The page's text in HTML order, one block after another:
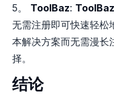
5。 ToolBaz: ToolBaz
无需注册即可快速轻松
本解决方案而无需漫长
择。
结论